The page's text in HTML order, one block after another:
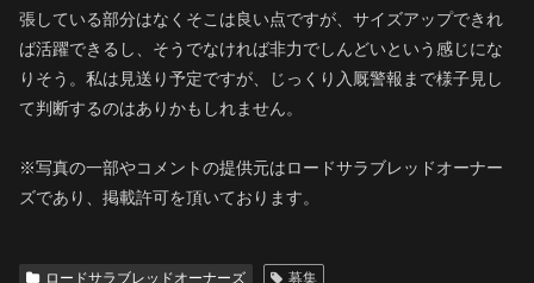
張している部分はなくそこは良い点ですが、サイズアップできれ
ば活躍できるし、そうでなければ非力でしんどいという感じにな
りそう。私は見送り予定ですが、じっくり入厩警報まで様子見し
て判断するのはありかもしれません。
※写真の一部やコメントの提供元はロードサラブレッドオーナー
ズであり、掲載許可を頂いております。
ロードサラブレッドオーナーズ 募集